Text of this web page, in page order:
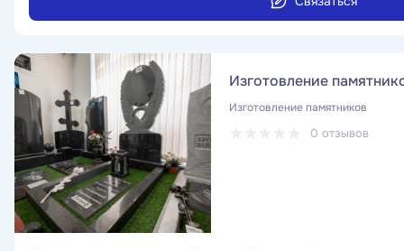
Изготовление
Изготовление памятников
0 отзывов